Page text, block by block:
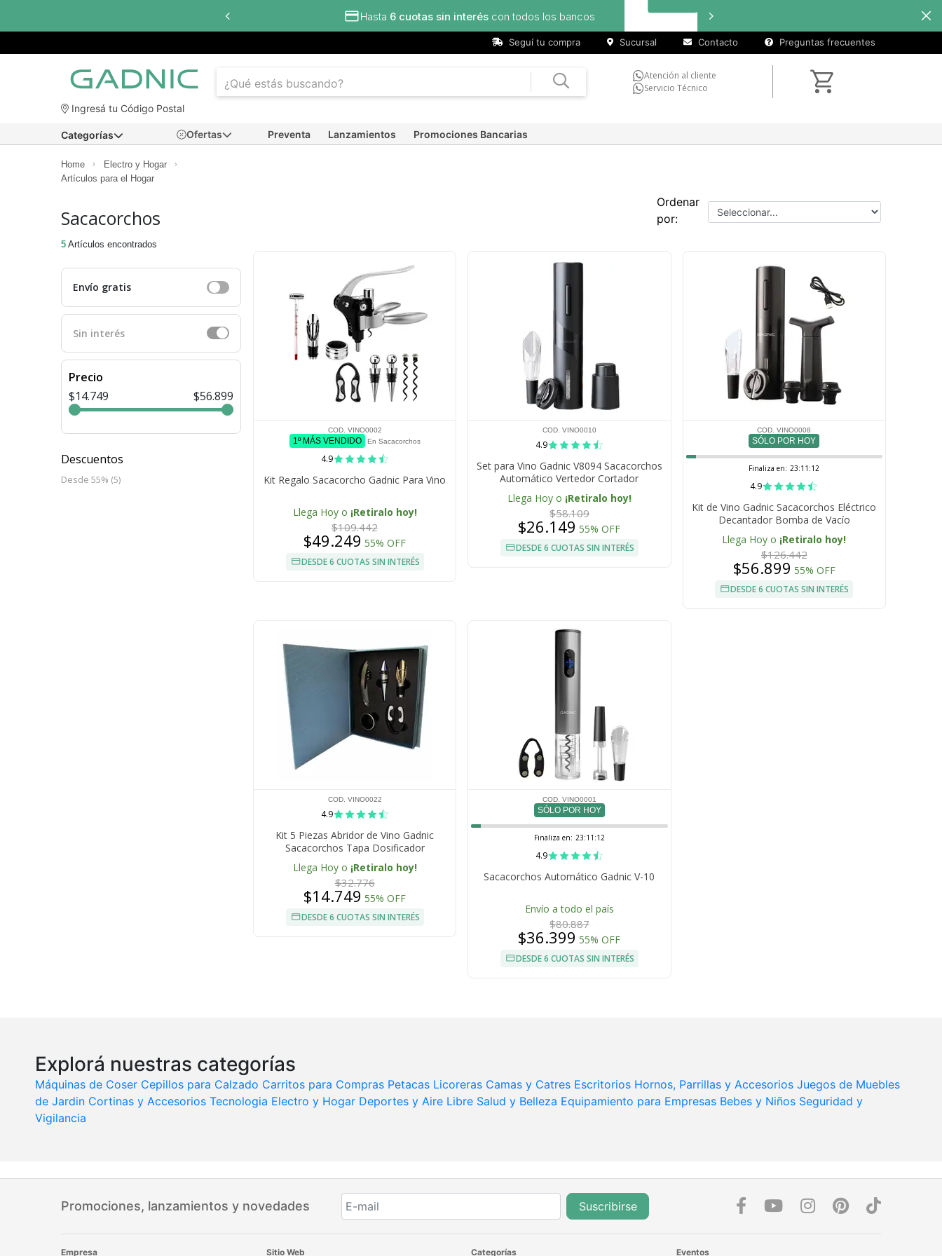
Hasta 6 cuotas sin interés con todos los bancos
Seguí tu compra Sucursal Contacto Preguntas frecuentes
Atención al cliente
Servicio Técnico
Ingresá tu Código Postal
Ofertas Preventa Lanzamientos Promociones Bancarias
Categorías
Home
Electro y Hogar
Artículos para el Hogar
Sacacorchos
5 Artículos encontrados
Envío gratis
Sin interés
Precio
$14.749
$56.899
Descuentos
Desde 55% (5)
Ordenar
por:
COD. VINO0002
1º MÁS VENDIDO En Sacacorchos
4.9
Kit Regalo Sacacorcho Gadnic Para Vino
Llega Hoy o ¡Retiralo hoy!
$109.442
$49.249 55% OFF
DESDE 6 CUOTAS SIN INTERÉS
COD. VINO0010
4.9
Set para Vino Gadnic V8094 Sacacorchos
Automático Vertedor Cortador
Llega Hoy o ¡Retiralo hoy!
$58.109
$26.149 55% OFF
DESDE 6 CUOTAS SIN INTERÉS
COD. VINO0008
SÓLO POR HOY
Finaliza en: 23:11:12
4.9
Kit de Vino Gadnic Sacacorchos Eléctrico
Decantador Bomba de Vacío
Llega Hoy o ¡Retiralo hoy!
$126.442
$56.899 55% OFF
DESDE 6 CUOTAS SIN INTERÉS
COD. VINO0022
4.9
Kit 5 Piezas Abridor de Vino Gadnic
Sacacorchos Tapa Dosificador
Llega Hoy o ¡Retiralo hoy!
$32.776
$14.749 55% OFF
DESDE 6 CUOTAS SIN INTERÉS
COD. VINO0001
SÓLO POR HOY
Finaliza en: 23:11:12
4.9
Sacacorchos Automático Gadnic V-10
Envío a todo el país
$80.887
$36.399 55% OFF
DESDE 6 CUOTAS SIN INTERÉS
Explorá nuestras categorías
Máquinas de Coser Cepillos para Calzado Carritos para Compras Petacas Licoreras Camas y Catres Escritorios Hornos, Parrillas y Accesorios Juegos de Muebles
de Jardin Cortinas y Accesorios Tecnologia Electro y Hogar Deportes y Aire Libre Salud y Belleza Equipamiento para Empresas Bebes y Niños Seguridad y
Vigilancia
Promociones, lanzamientos y novedades Suscribirse
Empresa Sitio Web Categorías Eventos